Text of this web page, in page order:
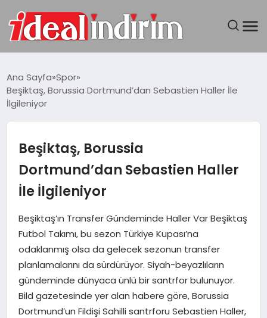
BILGISAYAR
SEYAHAT
TEKNOLOJI
YAŞAM
Ana Sayfa Spor
Beşiktaş, Borussia Dortmund’dan Sebastien Haller İle
İlgileniyor
Beşiktaş, Borussia
Dortmund’dan Sebastien Haller
İle İlgileniyor
Beşiktaş’ın Transfer Gündeminde Haller Var Beşiktaş
Futbol Takımı, bu sezon Türkiye Kupası’na
odaklanmış olsa da gelecek sezonun transfer
planlamalarını da sürdürüyor. Siyah-beyazlıların
gündeminde dünyaca ünlü bir santrfor bulunuyor.
Bild gazetesinde yer alan habere göre, Borussia
Dortmund’un Fildişi Sahilli santrforu Sebastien Haller,